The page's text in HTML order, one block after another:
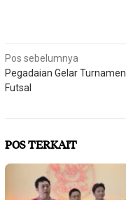
Navigasi
pos
Pos sebelumnya
Pegadaian Gelar Turnamen
Futsal
POS TERKAIT